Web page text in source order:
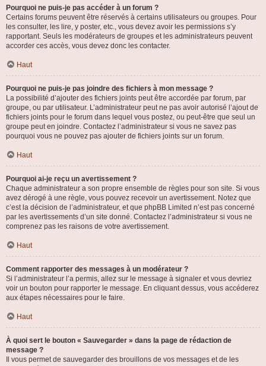
Pourquoi ne puis-je pas accéder à un forum ?
Certains forums peuvent être réservés à certains utilisateurs ou groupes. Pour
les consulter, les lire, y poster, etc., vous devez avoir les permissions s’y
rapportant. Seuls les modérateurs de groupes et les administrateurs peuvent
accorder ces accès, vous devez donc les contacter.
Haut
Pourquoi ne puis-je pas joindre des fichiers à mon message ?
La possibilité d’ajouter des fichiers joints peut être accordée par forum, par
groupe, ou par utilisateur. L’administrateur peut ne pas avoir autorisé l’ajout de
fichiers joints pour le forum dans lequel vous postez, ou peut-être que seul un
groupe peut en joindre. Contactez l’administrateur si vous ne savez pas
pourquoi vous ne pouvez pas ajouter de fichiers joints sur un forum.
Haut
Pourquoi ai-je reçu un avertissement ?
Chaque administrateur a son propre ensemble de règles pour son site. Si vous
avez dérogé à une règle, vous pouvez recevoir un avertissement. Notez que
c’est la décision de l’administrateur, et que phpBB Limited n’est pas concerné
par les avertissements d’un site donné. Contactez l’administrateur si vous ne
comprenez pas les raisons de votre avertissement.
Haut
Comment rapporter des messages à un modérateur ?
Si l’administrateur l’a permis, allez sur le message à signaler et vous devriez
voir un bouton pour rapporter le message. En cliquant dessus, vous accéderez
aux étapes nécessaires pour le faire.
Haut
À quoi sert le bouton « Sauvegarder » dans la page de rédaction de
message ?
Il vous permet de sauvegarder des brouillons de vos messages et de les